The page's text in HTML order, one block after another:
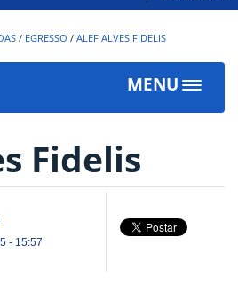
/ EGRESSO / ALEF ALVES FIDELIS
MENU
Toggle
Fidelis
- 15:57